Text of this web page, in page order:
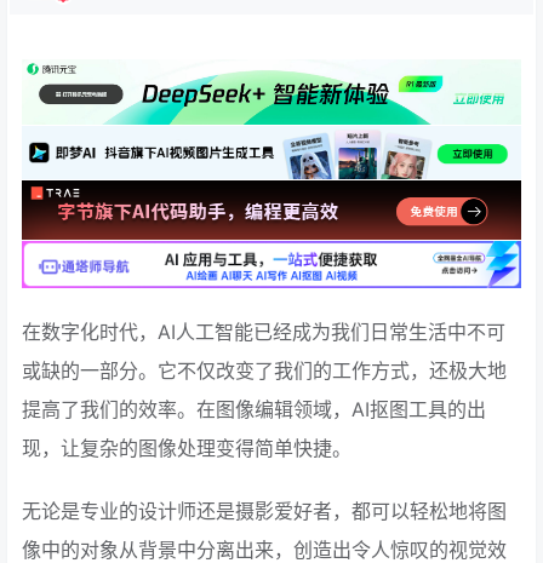
在数字化时代，AI人工智能已经成为我们日常生活中不可
或缺的一部分。它不仅改变了我们的工作方式，还极大地
提高了我们的效率。在图像编辑领域，AI抠图工具的出
现，让复杂的图像处理变得简单快捷。
无论是专业的设计师还是摄影爱好者，都可以轻松地将图
像中的对象从背景中分离出来，创造出令人惊叹的视觉效